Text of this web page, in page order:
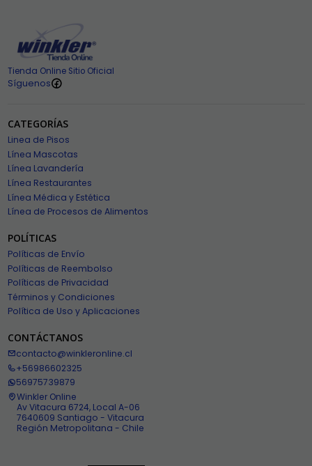
Tienda Online Sitio Oficial
Síguenos
CATEGORÍAS
Linea de Pisos
Línea Mascotas
Línea Lavandería
Línea Restaurantes
Línea Médica y Estética
Línea de Procesos de Alimentos
POLÍTICAS
Políticas de Envío
Políticas de Reembolso
Políticas de Privacidad
Términos y Condiciones
Política de Uso y Aplicaciones
CONTÁCTANOS
contacto@winkleronline.cl
+56986602325
56975739879
Winkler Online
Av Vitacura 6724, Local A-06
7640609 Santiago - Vitacura
Región Metropolitana - Chile